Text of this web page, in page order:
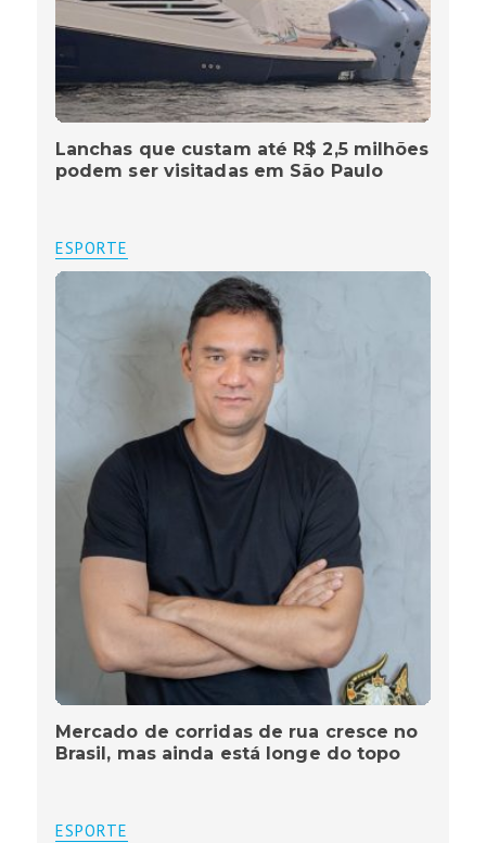
Lanchas que custam até R$ 2,5 milhões
podem ser visitadas em São Paulo
ESPORTE
Mercado de corridas de rua cresce no
Brasil, mas ainda está longe do topo
ESPORTE